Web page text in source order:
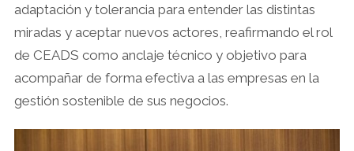
adaptación y tolerancia para entender las distintas
miradas y aceptar nuevos actores, reafirmando el rol
de CEADS como anclaje técnico y objetivo para
acompañar de forma efectiva a las empresas en la
gestión sostenible de sus negocios.